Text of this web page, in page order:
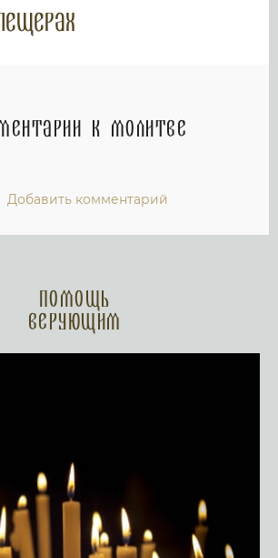
к молитве
Добавить комментарий
Помощь
верующим